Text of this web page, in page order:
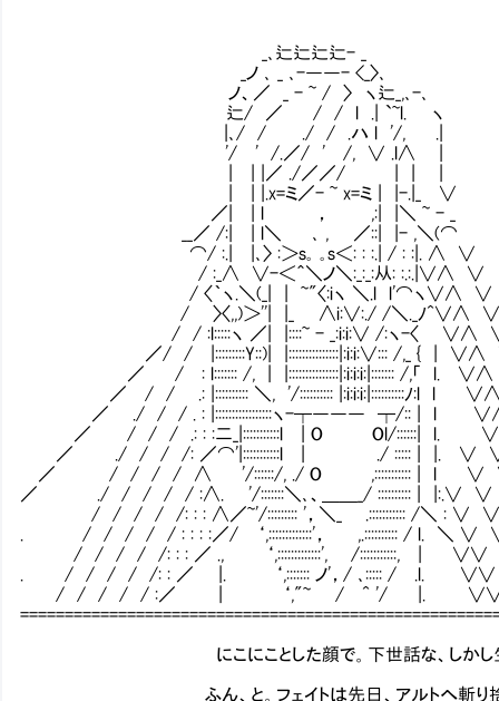
_､辷辷辷辷- _
_ノ ､ _ ､-――- <_〉､
ノ、／ _ - ~ / 〉 ヽ辷_,､-､
辷/ ／ / / l .| `~l. ヽ
|､/ / ./ / .ハ l '/, .|
'/ ' /.／/ ' /, ∨ .l∧ |
| | |／ ./／／/ | | |
| | |.x=ミ／- ~ x=ミ | |-.|_ ∨ はい。私に
／| | l ， ,:| |＼ ~ - _
__／ /:| | l＼ ､ , ／::| |- ,＼(⌒ お二方の手
⌒/ :.| |､〉 :＞s｡ ｡s＜: : :.| / : :|. ∧ ∨
/ :_∧ ∨-＜＾＼ノ＼:_:_:从: :.:.|∨∧ ∨ これからの
/ 〈｀ヽ.＼(_| | ~"〈:iヽ ＼.l l'⌒ヽ∨∧ ∨
/ 〉〈,,)＞''| |_ ∧i:∨:./ /＼._ﾉ^∨∧
/ / :l:::::ヽ ／| |::::~ - _:i:i:∨ /:ヽ-〈 ∨∧
／/ / |:::::::::Y::)| |:::::::::::::::|:i:i:∨::: /,_ { | ∨∧
／ / : l::::::: /, | |:::::::::::::::|:i:i:i:|::::::: /,「 l.
／ / / .: |:::::::::: ＼, '/:::::::::: |:i:i:i:|::::::::::ﾉ:l l
／ ./ / / . : |:::::::::::::::::ヽ-┬――― ┬/:: | l
／ / / / .: : :二_|:::::::::::l | O Ol/::::::| l.
／ ./ / / /: ／⌒'|:::::::::::l | ./ ::::: | |. ∨
／ / / / / ∧ '/::::::/, ./ O ,::::::::::: | l ∨
／ ./ / / / / :∧. '/:::::::＼､、＿＿_/ :::::::::: | |:.∨
/ / / / /: : : ∧／~'/::::::::: '，＼_ .::::::::::: /＼ :
. / / / / / : : : :／/ ‘,:::::::::::::'， ,.:::::::::: / l. ＼
/ / / / /: : : ／ ., ‘,:::::::::::::', /:::::::::::, |
. / / / / /: : ／ |. ‘,::::::: ノ'，/ ､::::: / .l.
/ / / / / :／ | ‘,"~ / ^ '/ |. ∨∨
にこにことした顔で。下世話な、しかし生きて
ふん、と。フェイトは先日、アルトへ斬り捨てさ